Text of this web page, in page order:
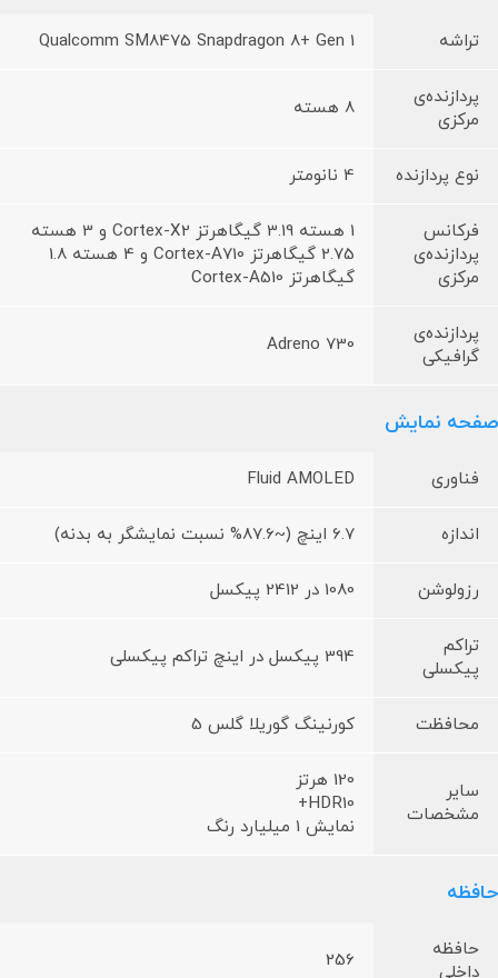
تراشه Qualcomm SM8475 Snapdragon 8+ Gen 1
پردازنده‌ی
مرکزی
8 هسته
نوع پردازنده 4 نانومتر
فرکانس
پردازنده‌ی
مرکزی
1 هسته 3.19 گیگاهرتز Cortex-X2 و 3 هسته
2.75 گیگاهرتز Cortex-A710 و 4 هسته‌ 1.8
گیگاهرتز Cortex-A510
پردازنده‌ی
گرافیکی
Adreno 730
صفحه نمایش
فناوری Fluid AMOLED
اندازه 6.7 اینچ (~87.6% نسبت نمایشگر به بدنه)
رزولوشن 1080 در 2412 پیکسل
تراکم
پیکسلی
394 پیکسل در اینچ تراکم پیکسلی
محافظت کورنینگ گوریلا گلس 5
سایر
مشخصات
120 هرتز
HDR10+
نمایش 1 میلیارد رنگ
حافظه
حافظه
داخلی
256